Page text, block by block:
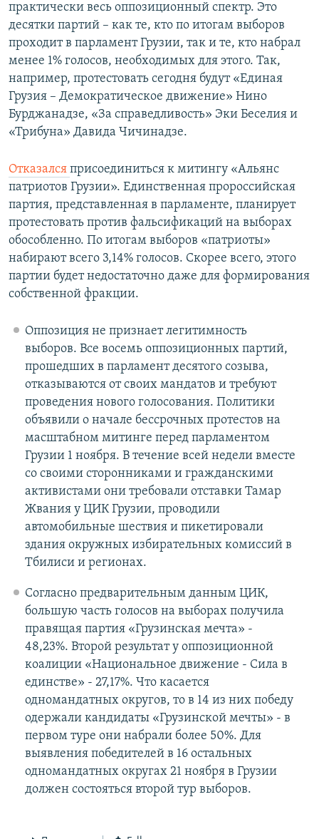
практически весь оппозиционный спектр. Это
десятки партий – как те, кто по итогам выборов
проходит в парламент Грузии, так и те, кто набрал
менее 1% голосов, необходимых для этого. Так,
например, протестовать сегодня будут «Единая
Грузия – Демократическое движение» Нино
Бурджанадзе, «За справедливость» Эки Беселия и
«Трибуна» Давида Чичинадзе.
Отказался присоединиться к митингу «Альянс
патриотов Грузии». Единственная пророссийская
партия, представленная в парламенте, планирует
протестовать против фальсификаций на выборах
обособленно. По итогам выборов «патриоты»
набирают всего 3,14% голосов. Скорее всего, этого
партии будет недостаточно даже для формирования
собственной фракции.
Оппозиция не признает легитимность
выборов. Все восемь оппозиционных партий,
прошедших в парламент десятого созыва,
отказываются от своих мандатов и требуют
проведения нового голосования. Политики
объявили о начале бессрочных протестов на
масштабном митинге перед парламентом
Грузии 1 ноября. В течение всей недели вместе
со своими сторонниками и гражданскими
активистами они требовали отставки Тамар
Жвания у ЦИК Грузии, проводили
автомобильные шествия и пикетировали
здания окружных избирательных комиссий в
Тбилиси и регионах.
Согласно предварительным данным ЦИК,
большую часть голосов на выборах получила
правящая партия «Грузинская мечта» -
48,23%. Второй результат у оппозиционной
коалиции «Национальное движение - Сила в
единстве» - 27,17%. Что касается
одномандатных округов, то в 14 из них победу
одержали кандидаты «Грузинской мечты» - в
первом туре они набрали более 50%. Для
выявления победителей в 16 остальных
одномандатных округах 21 ноября в Грузии
должен состояться второй тур выборов.